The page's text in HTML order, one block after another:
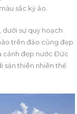
sắc kỳ ảo.
dưới sự quy hoạch
trên đảo cũng đẹp
cảnh đẹp nước Đức
sản thiên nhiên thế